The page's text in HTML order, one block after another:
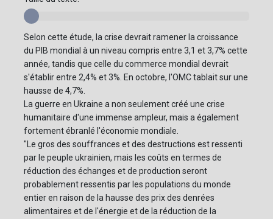
Selon cette étude, la crise devrait ramener la croissance
du PIB mondial à un niveau compris entre 3,1 et 3,7% cette
année, tandis que celle du commerce mondial devrait
s'établir entre 2,4% et 3%. En octobre, l'OMC tablait sur une
hausse de 4,7%.
La guerre en Ukraine a non seulement créé une crise
humanitaire d'une immense ampleur, mais a également
fortement ébranlé l'économie mondiale.
"Le gros des souffrances et des destructions est ressenti
par le peuple ukrainien, mais les coûts en termes de
réduction des échanges et de production seront
probablement ressentis par les populations du monde
entier en raison de la hausse des prix des denrées
alimentaires et de l'énergie et de la réduction de la